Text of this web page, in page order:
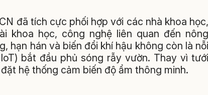
đã tích cực phối hợp với các nhà khoa học,
khoa học, công nghệ liên quan đến nông
hạn hán và biến đổi khí hậu không còn là nỗi
bắt đầu phủ sóng rẫy vườn. Thay vì tưới
hệ thống cảm biến độ ẩm thông minh.